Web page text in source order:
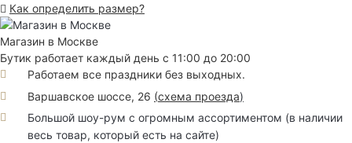
Как определить размер?
Магазин в Москве
Бутик работает каждый день с 11:00 до 20:00
Работаем все праздники без выходных.
Варшавское шоссе, 26 (схема проезда)
Большой шоу-рум с огромным ассортиментом (в наличии
весь товар, который есть на сайте)